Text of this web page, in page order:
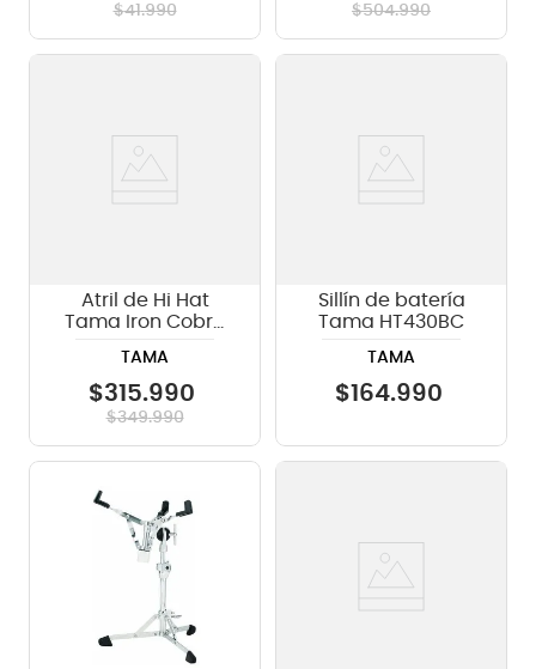
$41.990 $504.990
Atril de Hi Hat
Tama Iron Cobra
TAMA
$315.990
$349.990
Sillín de batería
Tama HT430BC
TAMA
$164.990